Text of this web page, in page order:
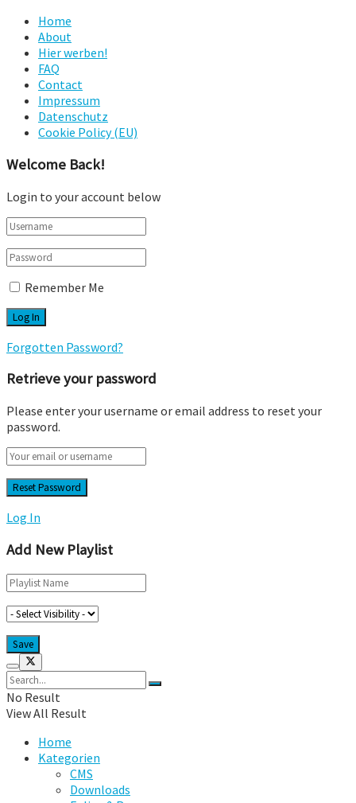
Home
About
Hier werben!
FAQ
Contact
Impressum
Datenschutz
Cookie Policy (EU)
Welcome Back!
Login to your account below
Remember Me
Forgotten Password?
Retrieve your password
Please enter your username or email address to reset your
password.
Log In
Add New Playlist
No Result
View All Result
Home
Kategorien
CMS
Downloads